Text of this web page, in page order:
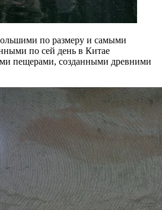
по размеру и самыми
по сей день в Китае
пещерами, созданными древними